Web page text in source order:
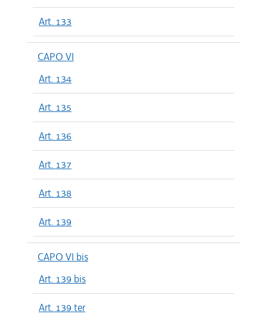
Art. 133
CAPO VI
Art. 134
Art. 135
Art. 136
Art. 137
Art. 138
Art. 139
CAPO VI bis
Art. 139 bis
Art. 139 ter